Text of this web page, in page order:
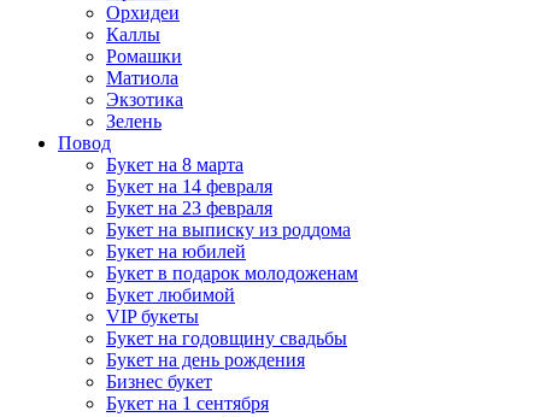
Орхидеи
Каллы
Ромашки
Матиола
Экзотика
Зелень
Повод
Букет на 8 марта
Букет на 14 февраля
Букет на 23 февраля
Букет на выписку из роддома
Букет на юбилей
Букет в подарок молодоженам
Букет любимой
VIP букеты
Букет на годовщину свадьбы
Букет на день рождения
Бизнес букет
Букет на 1 сентября